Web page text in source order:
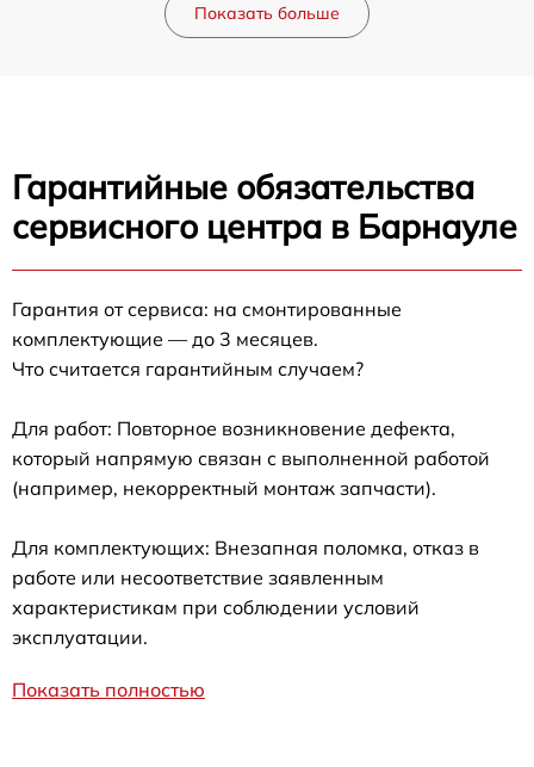
Показать больше
Гарантийные обязательства
сервисного центра в Барнауле
Гарантия от сервиса: на смонтированные
комплектующие — до 3 месяцев.
Что считается гарантийным случаем?
Для работ: Повторное возникновение дефекта,
который напрямую связан с выполненной работой
(например, некорректный монтаж запчасти).
Для комплектующих: Внезапная поломка, отказ в
работе или несоответствие заявленным
характеристикам при соблюдении условий
эксплуатации.
Показать полностью